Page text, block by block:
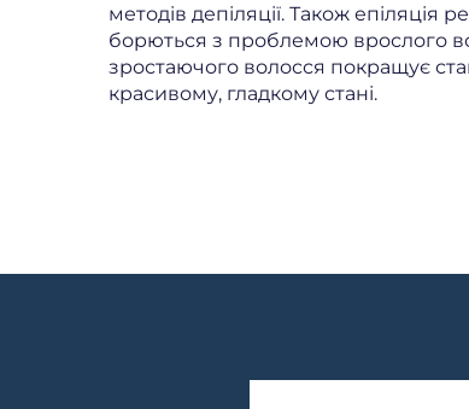
методів депіляції. Також епіляція
борються з проблемою врослого
зростаючого волосся покращує
красивому, гладкому стані.